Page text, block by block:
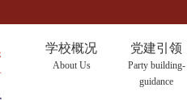
学校概况
About Us
党建引领
Party building-
guidance